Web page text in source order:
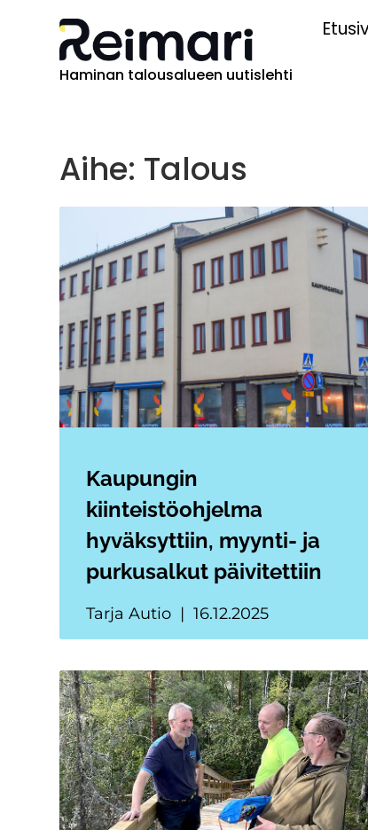
Haminan talousalueen uutislehti
Aihe: Talous
Kaupungin
kiinteistöohjelma
hyväksyttiin, myynti- ja
purkusalkut päivitettiin
Tarja Autio 16.12.2025